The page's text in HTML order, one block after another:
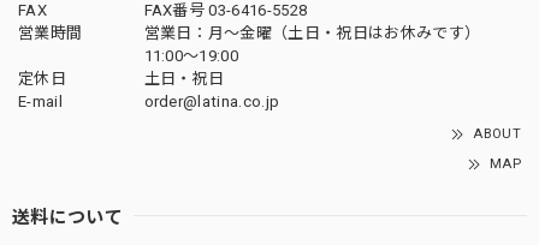
FAX
FAX番号 03-6416-5528
営業時間
営業日：月〜金曜（土日・祝日はお休みです）
11:00〜19:00
定休日
土日・祝日
E-mail
order@latina.co.jp
ABOUT
MAP
送料について